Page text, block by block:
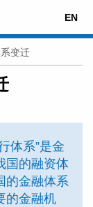
EN
变迁
体系”是金
国的融资体
的金融体系
的金融机